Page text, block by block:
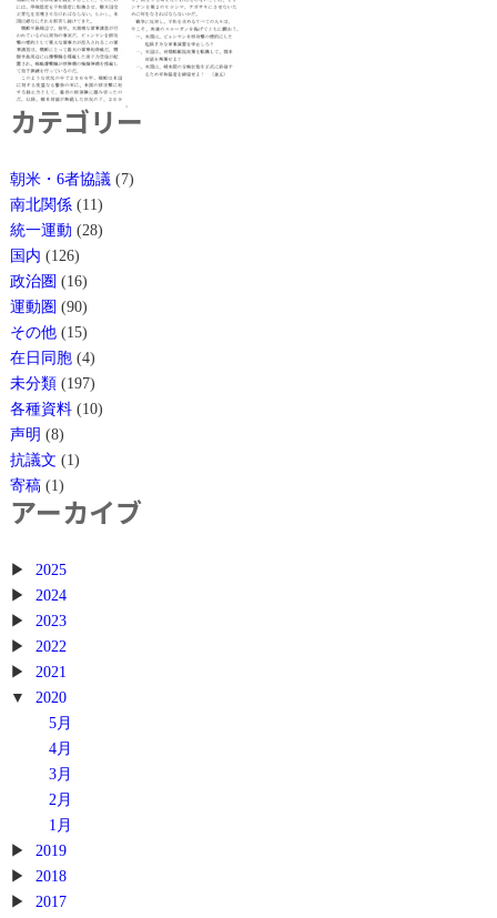
カテゴリー
朝米・6者協議(7)
南北関係(11)
統一運動 (28)
国内 (126)
政治圏 (16)
運動圏 (90)
その他(15)
在日同胞(4)
未分類(197)
各種資料(10)
声明 (8)
抗議文 (1)
寄稿(1)
アーカイブ
2025
2024
2023
2022
2021
2020
5月
4月
3月
2月
1月
2019
2018
2017